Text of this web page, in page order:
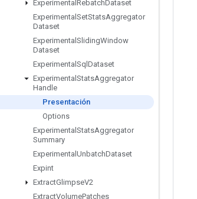
Experimental RebatchDataset
Experimental SetStatsAggregator
Dataset
Experimental SlidingWindow
Dataset
Experimental Sql Dataset
Experimental StatsAggregator
Handle
Presentación
Options
Experimental StatsAggregator
Summary
Experimental UnbatchDataset
Expint
ExtractGlimpseV2
ExtractVolumePatches